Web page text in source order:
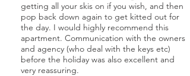
getting all your skis on if you wish, and then
pop back down again to get kitted out for
the day. I would highly recommend this
apartment. Communication with the owners
and agency (who deal with the keys etc)
before the holiday was also excellent and
very reassuring.